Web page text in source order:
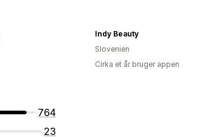
764
23
Indy Beauty
Slovenien
Cirka et år bruger appen